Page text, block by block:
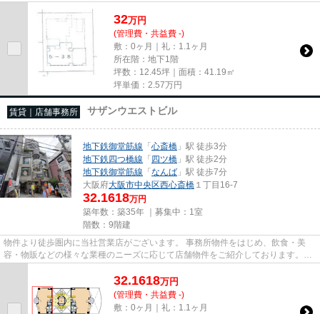
尚、弊社ではおとり広告は一切...
32万円
(管理費・共益費 -)
敷：0ヶ月｜礼：1.1ヶ月
所在階：地下1階
坪数：12.45坪｜面積：41.19㎡
坪単価： 2.57万円
賃貸｜店舗事務所 サザンウエストビル
地下鉄御堂筋線 「心斎橋 」駅 徒歩3分
地下鉄四つ橋線 「四ツ橋 」駅 徒歩2分
地下鉄御堂筋線 「なんば 」駅 徒歩7分
大阪府大阪市中央区西心斎橋 １丁目16-7
32.1618万円
築年数：築35年 ｜募集中： 1室
階数：9階建
物件より徒歩圏内に当社営業店がございます。 事務所物件をはじめ、飲食・美
容・物販などの様々な業種のニーズに応じて店舗物件をご紹介しております。
尚、弊社ではおとり広告は一切...
32.1618万円
(管理費・共益費 -)
敷：0ヶ月｜礼：1.1ヶ月